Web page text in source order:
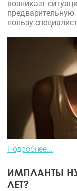
возникает
пользу
Подробнее...
ИМПЛАНТЫ
ЛЕТ?